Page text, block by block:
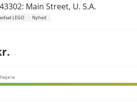
Main Street, U. S.A.
LEGO Nyhed